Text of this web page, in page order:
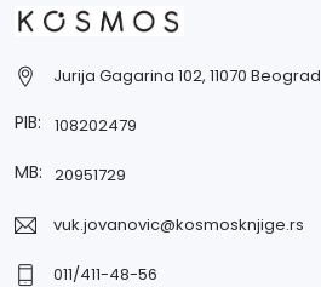
Jurija Gagarina 102, 11070 Beograd
PIB: 108202479
MB: 20951729
vuk.jovanovic@kosmosknjige.rs
011/411-48-56